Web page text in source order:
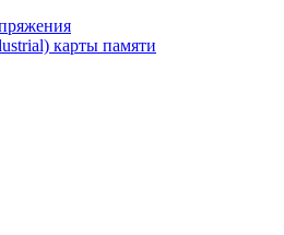
карты памяти